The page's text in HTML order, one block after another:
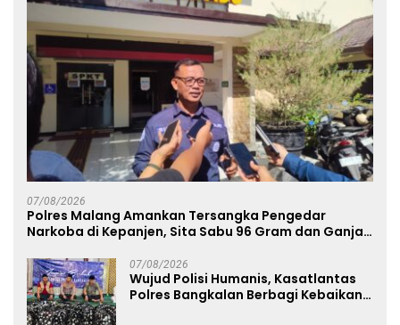
07/08/2026
Polres Malang Amankan Tersangka Pengedar
Narkoba di Kepanjen, Sita Sabu 96 Gram dan Ganja
07/08/2026
Wujud Polisi Humanis, Kasatlantas
Polres Bangkalan Berbagi Kebaikan